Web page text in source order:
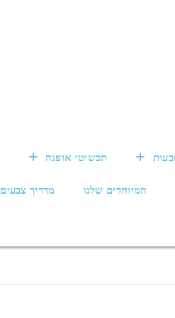
תכשיטי אופנה
המיוחדים שלנו מדריך צבעים